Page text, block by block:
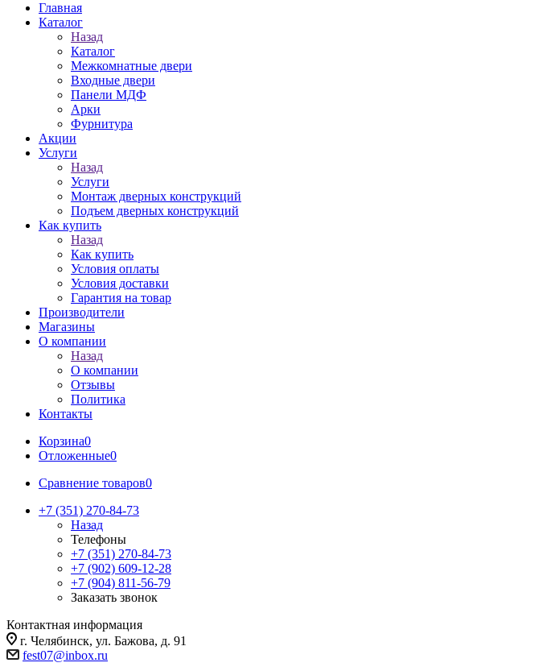
Главная
Каталог
Назад
Каталог
Межкомнатные двери
Входные двери
Панели МДФ
Арки
Фурнитура
Акции
Услуги
Назад
Услуги
Монтаж дверных конструкций
Подъем дверных конструкций
Как купить
Назад
Как купить
Условия оплаты
Условия доставки
Гарантия на товар
Производители
Магазины
О компании
Назад
О компании
Отзывы
Политика
Контакты
Корзина0
Отложенные0
Сравнение товаров0
+7 (351) 270-84-73
Назад
Телефоны
+7 (351) 270-84-73
+7 (902) 609-12-28
+7 (904) 811-56-79
Заказать звонок
Контактная информация
г. Челябинск, ул. Бажова, д. 91
fest07@inbox.ru